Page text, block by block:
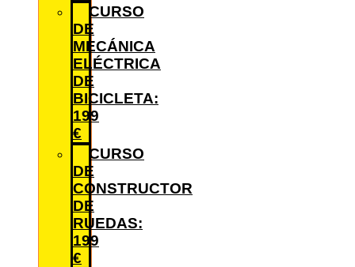
CURSO
DE
MECÁNICA
ELÉCTRICA
DE
BICICLETA:
199
€
CURSO
DE
CONSTRUCTOR
DE
RUEDAS:
199
€